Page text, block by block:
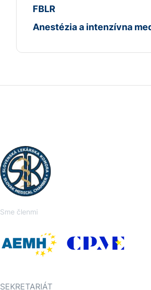
FBLR
Anestézia a intenzívna
Sme členmi
SEKRETARIÁT